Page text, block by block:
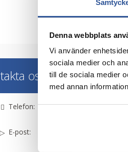
Denna webbplats
Vi använder
sociala medier och
till de sociala medier
med annan
oss
Telefon: 035-299 66 60
E-post: